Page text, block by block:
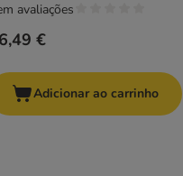
€
avaliações
Adicionar ao carrinho